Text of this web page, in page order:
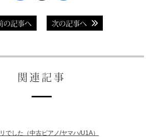
の記事へ 次の記事へ
関連記事
でした（中古ピアノ/ヤマハ/U1A）